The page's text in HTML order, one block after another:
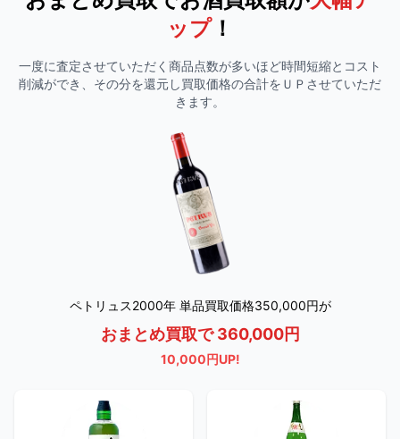
ップ！
一度に査定させていただく商品点数が多いほど時間短縮とコスト
削減ができ、その分を還元し買取価格の合計をＵＰさせていただ
きます。
ペトリュス2000年 単品買取価格350,000円が
おまとめ買取で 360,000円
10,000円UP!